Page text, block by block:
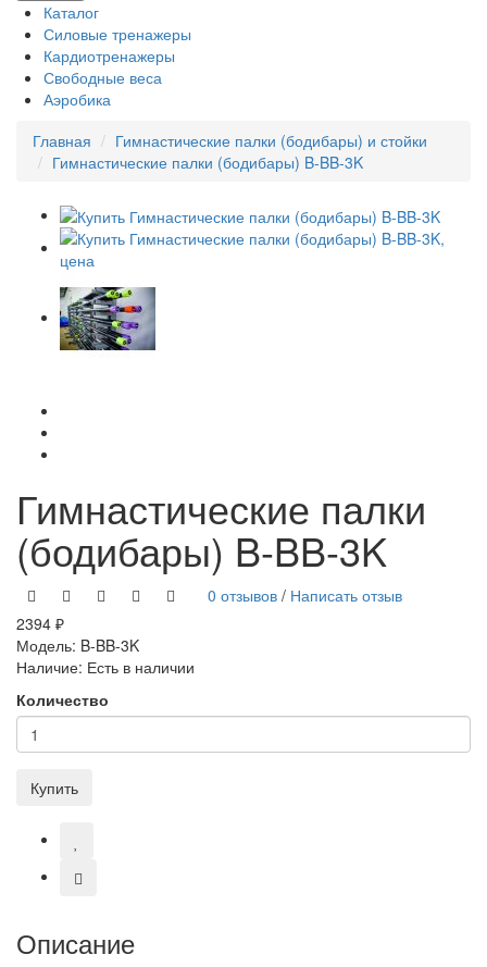
Каталог
Силовые тренажеры
Кардиотренажеры
Свободные веса
Аэробика
Главная
Гимнастические палки (бодибары) и стойки
Гимнастические палки (бодибары) B-BB-3K
Гимнастические палки
(бодибары) B-BB-3K
0 отзывов / Написать отзыв
2394 ₽
Модель: B-BB-3K
Наличие: Есть в наличии
Количество
Купить
Описание